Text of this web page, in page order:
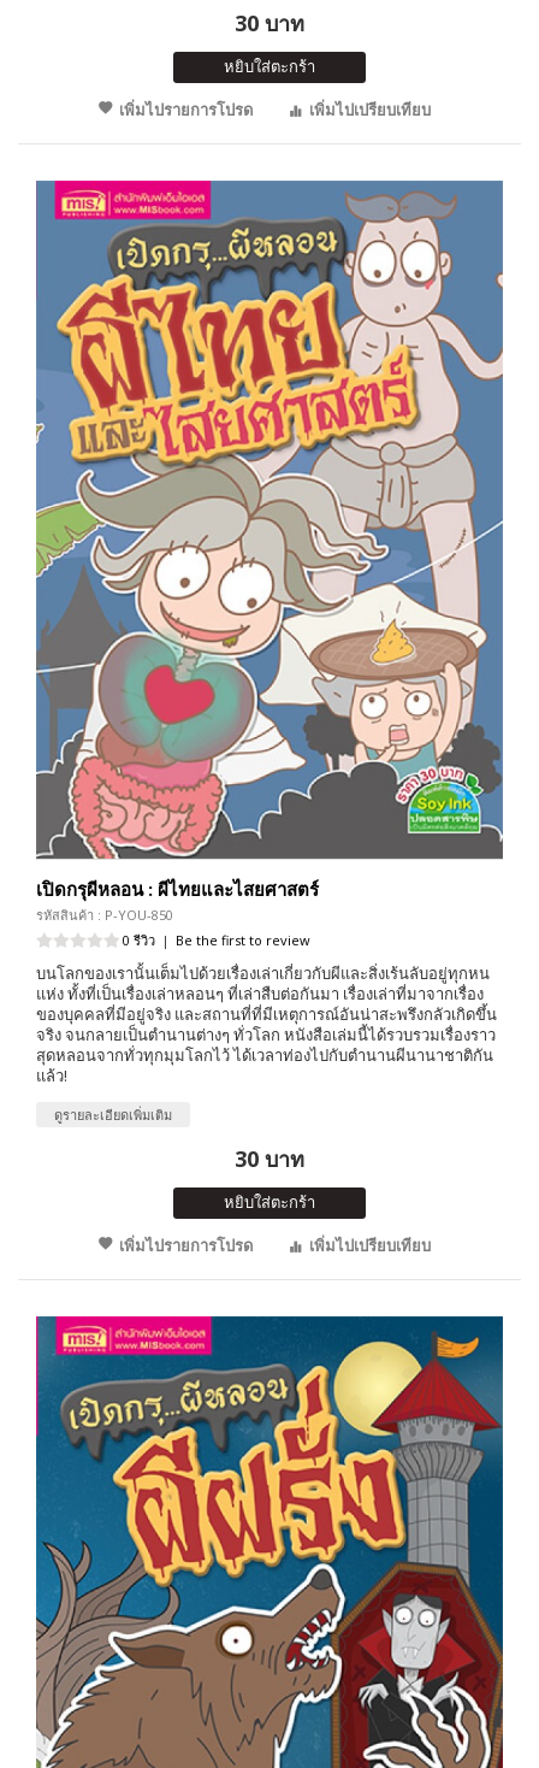
30 บาท
หยิบใส่ตะกร้า
เพิ่มไปรายการโปรด
เพิ่มไปเปรียบเทียบ
เปิดกรุผีหลอน : ผีไทยและไสยศาสตร์
รหัสสินค้า : P-YOU-850
0 รีวิว | Be the first to review
บนโลกของเรานั้นเต็มไปด้วยเรื่องเล่าเกี่ยวกับผีและสิ่งเร้นลับอยู่ทุกหน
แห่ง ทั้งที่เป็นเรื่องเล่าหลอนๆ ที่เล่าสืบต่อกันมา เรื่องเล่าที่มาจากเรื่อง
ของบุคคลที่มีอยู่จริง และสถานที่ที่มีเหตุการณ์อันน่าสะพรึงกลัวเกิดขึ้น
จริง จนกลายเป็นตำนานต่างๆ ทั่วโลก หนังสือเล่มนี้ได้รวบรวมเรื่องราว
สุดหลอนจากทั่วทุกมุมโลกไว้ ได้เวลาท่องไปกับตำนานผีนานาชาติกัน
แล้ว!
ดูรายละเอียดเพิ่มเติม
30 บาท
หยิบใส่ตะกร้า
เพิ่มไปรายการโปรด
เพิ่มไปเปรียบเทียบ